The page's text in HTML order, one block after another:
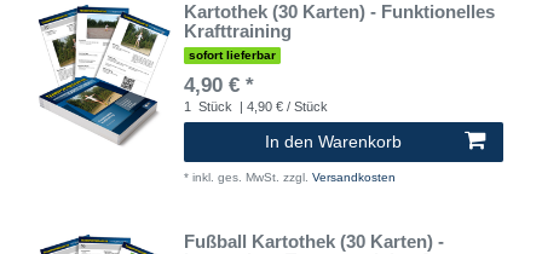
Kartothek (30 Karten) - Funktionelles
Krafttraining
sofort lieferbar
4,90 € *
1 Stück | 4,90 € / Stück
In den Warenkorb
* inkl. ges. MwSt. zzgl. Versandkosten
Fußball Kartothek (30 Karten) -